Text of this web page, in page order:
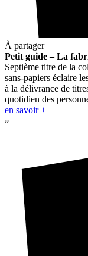
À partager
Petit guide – La
Septième titre de la
sans-papiers éclaire
à la délivrance de
quotidien des
en savoir +
»